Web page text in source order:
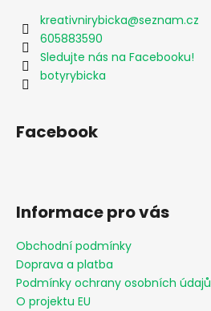
kreativnirybicka@seznam.cz
605883590
Sledujte nás na Facebooku!
botyrybicka
Facebook
Informace pro vás
Obchodní podmínky
Doprava a platba
Podmínky ochrany osobních údajů
O projektu EU